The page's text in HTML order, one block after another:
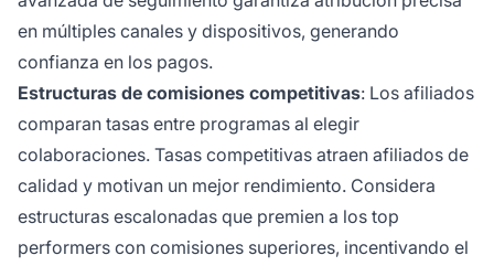
en múltiples canales y dispositivos, generando
confianza en los pagos.
Estructuras de comisiones competitivas: Los afiliados
comparan tasas entre programas al elegir
colaboraciones. Tasas competitivas atraen afiliados de
calidad y motivan un mejor rendimiento. Considera
estructuras escalonadas que premien a los top
performers con comisiones superiores, incentivando el